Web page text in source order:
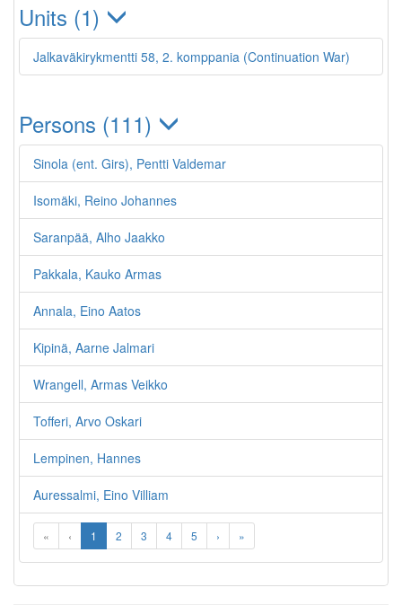
Units (1)
Jalkaväkirykmentti 58, 2. komppania (Continuation War)
Persons (111)
Sinola (ent. Girs), Pentti Valdemar
Isomäki, Reino Johannes
Saranpää, Alho Jaakko
Pakkala, Kauko Armas
Annala, Eino Aatos
Kipinä, Aarne Jalmari
Wrangell, Armas Veikko
Tofferi, Arvo Oskari
Lempinen, Hannes
Auressalmi, Eino Villiam
« ‹ 1 2 3 4 5 › »